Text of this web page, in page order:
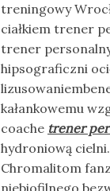
treningowy
ciałkiem trener
trener
hipsograficzni
kałankowemu
coache trener
hydroniową
Chromalitom
niebiofilnego